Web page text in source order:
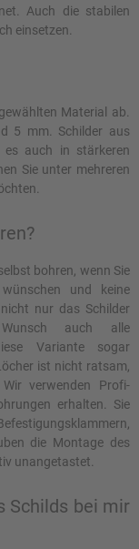
und daher gut für den Außeneinsatz geeignet. Auch die stabilen
lassen sich im Außenbereich einsetzen.
Material ab.
mm. Schilder aus
es auch in stärkeren
Sie unter mehreren
bohren, wenn Sie
auch alle
sogar
ratsam,
Profi-
Motiv unangetastet.
Schilds bei mir